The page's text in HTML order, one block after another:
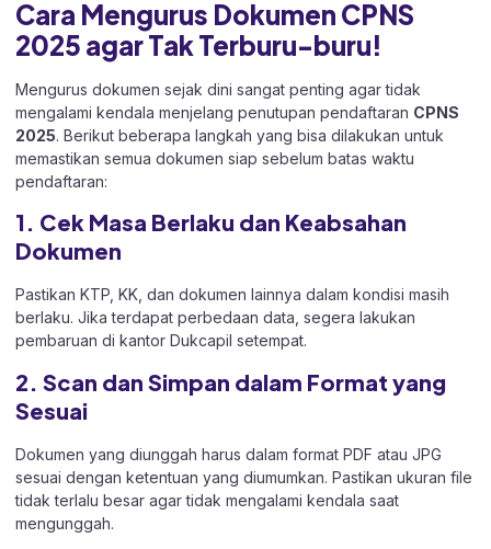
Cara Mengurus Dokumen CPNS
2025 agar Tak Terburu-buru!
Mengurus dokumen sejak dini sangat penting agar tidak
mengalami kendala menjelang penutupan pendaftaran CPNS
2025. Berikut beberapa langkah yang bisa dilakukan untuk
memastikan semua dokumen siap sebelum batas waktu
pendaftaran:
1. Cek Masa Berlaku dan Keabsahan
Dokumen
Pastikan KTP, KK, dan dokumen lainnya dalam kondisi masih
berlaku. Jika terdapat perbedaan data, segera lakukan
pembaruan di kantor Dukcapil setempat.
2. Scan dan Simpan dalam Format yang
Sesuai
Dokumen yang diunggah harus dalam format PDF atau JPG
sesuai dengan ketentuan yang diumumkan. Pastikan ukuran file
tidak terlalu besar agar tidak mengalami kendala saat
mengunggah.